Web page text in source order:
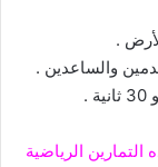
الرياضية